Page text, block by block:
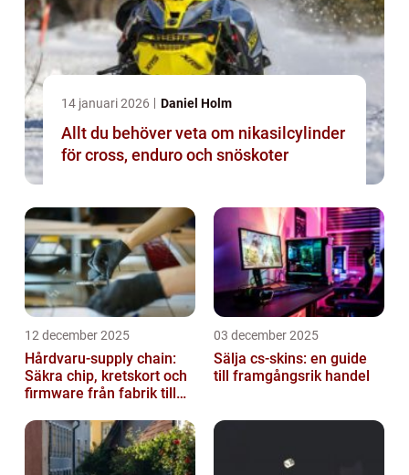
14 januari 2026 Daniel Holm
Allt du behöver veta om nikasilcylinder
för cross, enduro och snöskoter
12 december 2025
Hårdvaru-supply chain:
Säkra chip, kretskort och
firmware från fabrik till
03 december 2025
Sälja cs-skins: en guide
till framgångsrik handel